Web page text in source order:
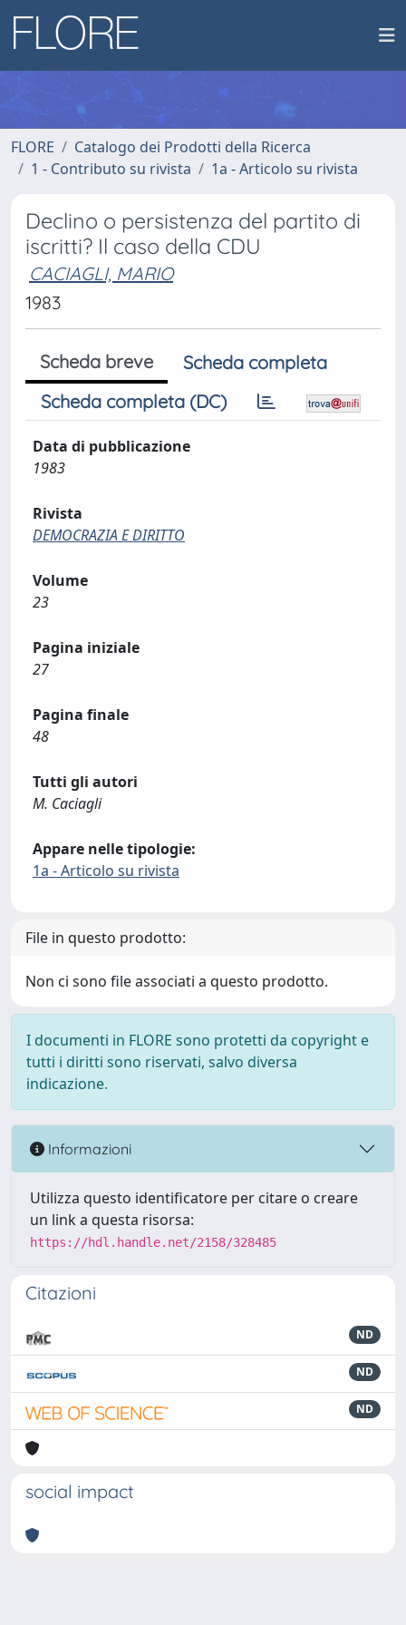
FLORE
Catalogo dei Prodotti della Ricerca
1 - Contributo su rivista
1a - Articolo su rivista
Declino o persistenza del partito di
iscritti? Il caso della CDU
CACIAGLI, MARIO
1983
Scheda breve
Scheda completa
Scheda completa (DC)
Data di pubblicazione
1983
Rivista
DEMOCRAZIA E DIRITTO
Volume
23
Pagina iniziale
27
Pagina finale
48
Tutti gli autori
M. Caciagli
Appare nelle tipologie:
1a - Articolo su rivista
File in questo prodotto:
Non ci sono file associati a questo prodotto.
I documenti in FLORE sono protetti da copyright e
tutti i diritti sono riservati, salvo diversa
indicazione.
Informazioni
Utilizza questo identificatore per citare o creare
un link a questa risorsa:
https://hdl.handle.net/2158/328485
Citazioni
ND
ND
ND
social impact